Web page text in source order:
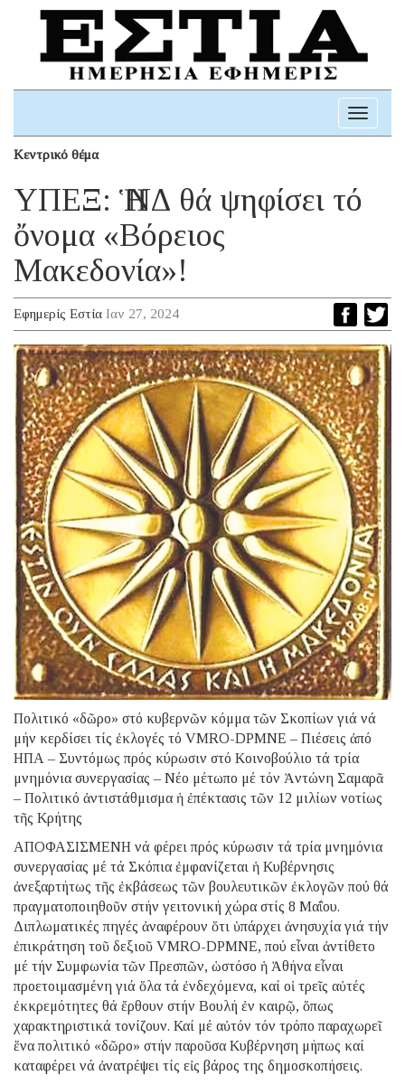
Toggle
Κεντρικό θέμα
ΥΠΕΞ: Ἡ ΝΔ θά ψηφίσει τό
ὄνομα «Βόρειος
Μακεδονία»!
Εφημερίς Εστία Ιαν 27, 2024
Πολιτικό «δῶρο» στό κυβερνῶν κόμμα τῶν Σκοπίων γιά νά
μήν κερδίσει τίς ἐκλογές τό VMRO-DPMNE – Πιέσεις ἀπό
ΗΠΑ – Συντόμως πρός κύρωσιν στό Κοινοβούλιο τά τρία
μνημόνια συνεργασίας – Νέο μέτωπο μέ τόν Ἀντώνη Σαμαρᾶ
– Πολιτικό ἀντιστάθμισμα ἡ ἐπέκτασις τῶν 12 μιλίων νοτίως
τῆς Κρήτης
ΑΠΟΦΑΣΙΣΜΕΝΗ νά φέρει πρός κύρωσιν τά τρία μνημόνια
συνεργασίας μέ τά Σκόπια ἐμφανίζεται ἡ Κυβέρνησις
ἀνεξαρτήτως τῆς ἐκβάσεως τῶν βουλευτικῶν ἐκλογῶν πού θά
πραγματοποιηθοῦν στήν γειτονική χώρα στίς 8 Μαΐου.
Διπλωματικές πηγές ἀναφέρουν ὅτι ὑπάρχει ἀνησυχία γιά τήν
ἐπικράτηση τοῦ δεξιοῦ VMRO-DPMNE, πού εἶναι ἀντίθετο
μέ τήν Συμφωνία τῶν Πρεσπῶν, ὡστόσο ἡ Ἀθήνα εἶναι
προετοιμασμένη γιά ὅλα τά ἐνδεχόμενα, καί οἱ τρεῖς αὐτές
ἐκκρεμότητες θά ἔρθουν στήν Βουλή ἐν καιρῷ, ὅπως
χαρακτηριστικά τονίζουν. Καί μέ αὐτόν τόν τρόπο παραχωρεῖ
ἕνα πολιτικό «δῶρο» στήν παροῦσα Κυβέρνηση μήπως καί
καταφέρει νά ἀνατρέψει τίς εἰς βάρος της δημοσκοπήσεις.